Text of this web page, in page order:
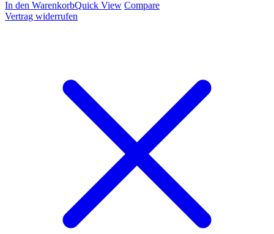
In den WarenkorbQuick View Compare
Vertrag widerrufen